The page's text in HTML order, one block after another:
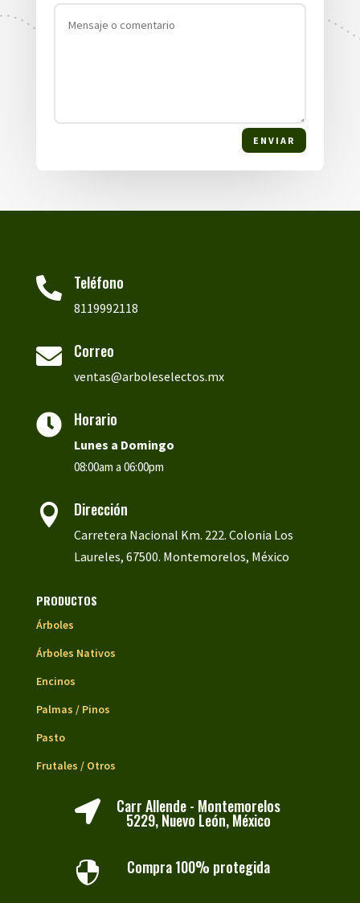
ENVIAR
 Teléfono
8119992118
 Correo
ventas@arboleselectos.mx
 Horario
Lunes a Domingo
08:00am a 06:00pm
 Dirección
Carretera Nacional Km. 222. Colonia Los
Laureles, 67500. Montemorelos, México
PRODUCTOS
Árboles
Árboles Nativos
Encinos
Palmas / Pinos
Pasto
Frutales / Otros
 Carr Allende - Montemorelos
5229, Nuevo León, México
 Compra 100% protegida